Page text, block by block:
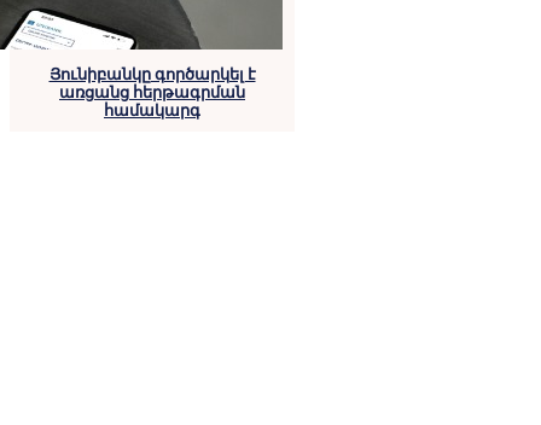
Յունիբանկը գործարկել է
առցանց հերթագրման
համակարգ